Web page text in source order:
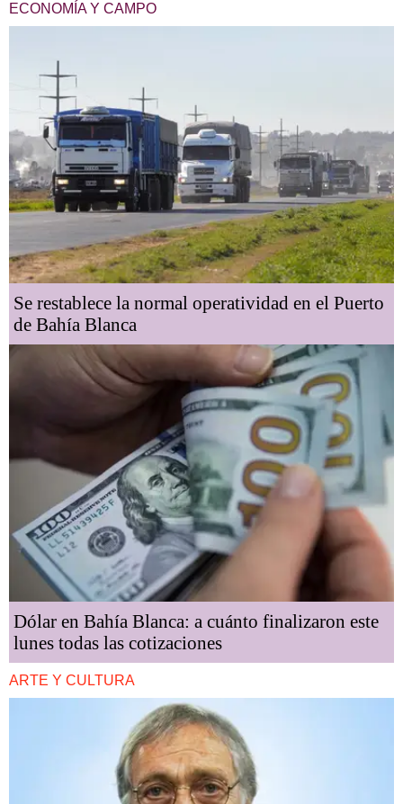
ECONOMÍA Y CAMPO
Se restablece la normal operatividad en el Puerto
de Bahía Blanca
Dólar en Bahía Blanca: a cuánto finalizaron este
lunes todas las cotizaciones
ARTE Y CULTURA